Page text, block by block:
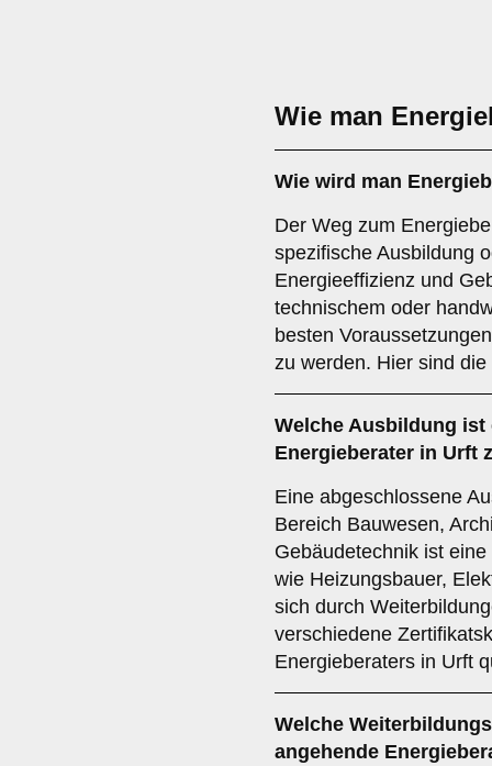
Wie man
Wie wird man
Der Weg zum
spezifische Ausbildung
Energieeffizienz und
technischem oder
besten
zu werden. Hier sind
Welche Ausbildung ist
Energieberater in Urft
Eine abgeschlossene
Bereich Bauwesen,
Gebäudetechnik ist
wie Heizungsbauer,
sich durch
verschiedene
Energieberaters in Urft
Welche
angehende